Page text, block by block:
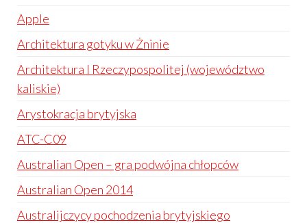
Apple
Architektura gotyku w Żninie
Architektura I Rzeczypospolitej (województwo
kaliskie)
Arystokracja brytyjska
ATC-C09
Australian Open – gra podwójna chłopców
Australian Open 2014
Australijczycy pochodzenia brytyjskiego